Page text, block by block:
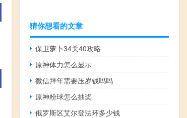
猜你想看的文章
保卫萝卜34关40攻略
原神体力怎么显示
微信拜年需要压岁钱吗吗
原神粉球怎么抽奖
俄罗斯区艾尔登法环多少钱